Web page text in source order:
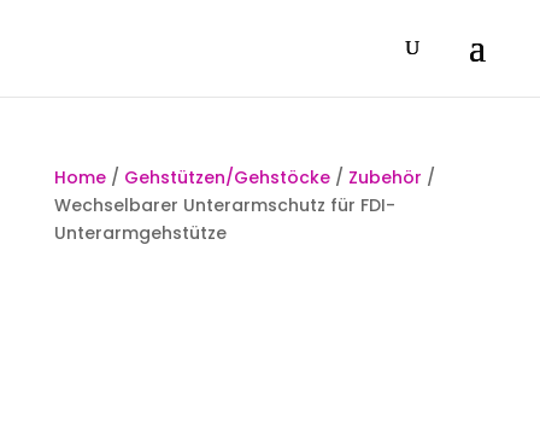
Home/ Gehstützen/Gehstöcke/ Zubehör /
Wechselbarer Unterarmschutz für FDI-
Unterarmgehstütze